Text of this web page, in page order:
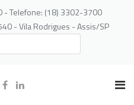
- Telefone: (18) 3302-3700
- Vila Rodrigues - Assis/SP